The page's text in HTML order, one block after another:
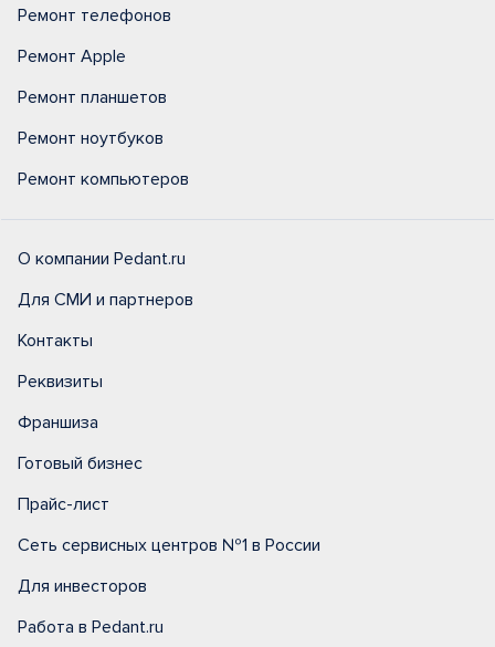
Ремонт телефонов
Ремонт Apple
Ремонт планшетов
Ремонт ноутбуков
Ремонт компьютеров
О компании Pedant.ru
Для СМИ и партнеров
Контакты
Реквизиты
Франшиза
Готовый бизнес
Прайс-лист
Сеть сервисных центров №1 в России
Для инвесторов
Работа в Pedant.ru